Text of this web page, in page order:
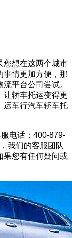
您想在这两个城市
事情更加方便，那
平台公司尝试。
让轿车托运变得更
运车行汽车轿车托
电话：400-879-
我们的客服团队
果您有任何疑问或